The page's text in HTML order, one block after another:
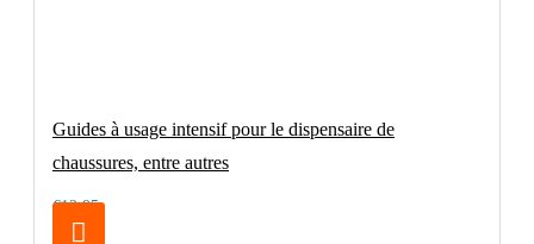
Guides à usage intensif pour le dispensaire de
chaussures, entre autres
€12.95